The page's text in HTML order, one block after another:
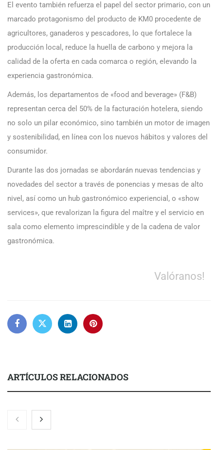
El evento también refuerza el papel del sector primario, con un
marcado protagonismo del producto de KM0 procedente de
agricultores, ganaderos y pescadores, lo que fortalece la
producción local, reduce la huella de carbono y mejora la
calidad de la oferta en cada comarca o región, elevando la
experiencia gastronómica.
Además, los departamentos de «food and beverage» (F&B)
representan cerca del 50% de la facturación hotelera, siendo
no solo un pilar económico, sino también un motor de imagen
y sostenibilidad, en línea con los nuevos hábitos y valores del
consumidor.
Durante las dos jornadas se abordarán nuevas tendencias y
novedades del sector a través de ponencias y mesas de alto
nivel, así como un hub gastronómico experiencial, o «show
services», que revalorizan la figura del maître y el servicio en
sala como elemento imprescindible y de la cadena de valor
gastronómica.
Valóranos!
ARTÍCULOS RELACIONADOS
Nicols presenta seis modelos de anillos de compromiso para el
eclipse solar del 12 de agosto